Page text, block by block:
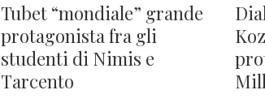
Tubet “mondiale” grande
protagonista fra gli
studenti di Nimis e
Tarcento